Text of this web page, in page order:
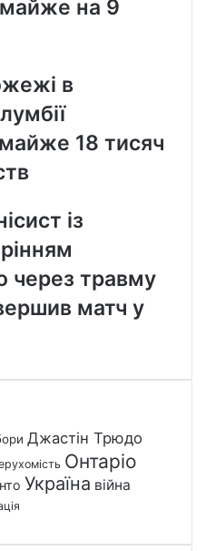
майже на 9
в
18 тисяч
із
через травму
матч у
Джастін Трюдо
Онтаріо
Україна війна